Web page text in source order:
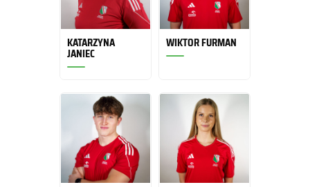
KATARZYNA
JANIEC
WIKTOR FURMAN